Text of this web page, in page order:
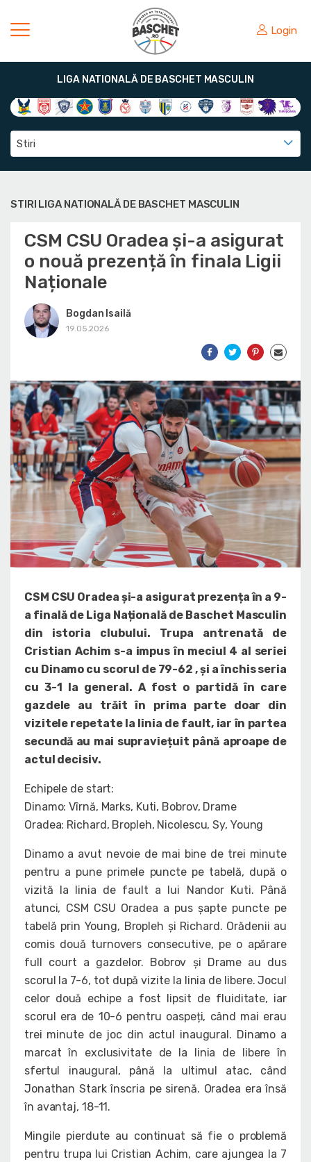
Login
LIGA NATIONALĂ DE BASCHET MASCULIN
Stiri
STIRI LIGA NATIONALĂ DE BASCHET MASCULIN
CSM CSU Oradea și-a asigurat
o nouă prezență în finala Ligii
Naționale
Bogdan Isailă
19.05.2026
CSM CSU Oradea și-a asigurat prezența în a 9-
a finală de Liga Națională de Baschet Masculin
din istoria clubului. Trupa antrenată de
Cristian Achim s-a impus în meciul 4 al seriei
cu Dinamo cu scorul de 79-62 , și a închis seria
cu 3-1 la general. A fost o partidă în care
gazdele au trăit în prima parte doar din
vizitele repetate la linia de fault, iar în partea
secundă au mai supraviețuit până aproape de
actul decisiv.
Echipele de start:
Dinamo: Vîrnă, Marks, Kuti, Bobrov, Drame
Oradea: Richard, Bropleh, Nicolescu, Sy, Young
Dinamo a avut nevoie de mai bine de trei minute
pentru a pune primele puncte pe tabelă, după o
vizită la linia de fault a lui Nandor Kuti. Până
atunci, CSM CSU Oradea a pus șapte puncte pe
tabelă prin Young, Bropleh și Richard. Orădenii au
comis două turnovers consecutive, pe o apărare
full court a gazdelor. Bobrov și Drame au dus
scorul la 7-6, tot după vizite la linia de libere. Jocul
celor două echipe a fost lipsit de fluiditate, iar
scorul era de 10-6 pentru oaspeți, când mai erau
trei minute de joc din actul inaugural. Dinamo a
marcat în exclusivitate de la linia de libere în
sfertul inaugural, până la ultimul atac, când
Jonathan Stark înscria pe sirenă. Oradea era însă
în avantaj, 18-11.
Mingile pierdute au continuat să fie o problemă
pentru trupa lui Cristian Achim, care ajungea la 7